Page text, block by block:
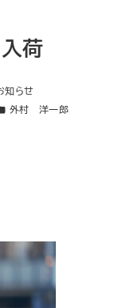
荷
リー
知らせ
テゴリー
外村 洋一郎